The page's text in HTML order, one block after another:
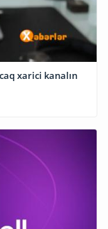
xarici kanalın